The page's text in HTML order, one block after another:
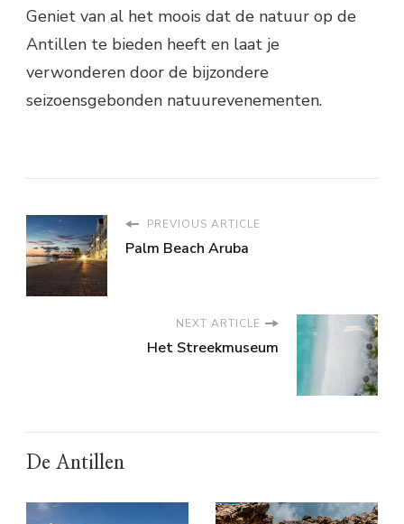
Geniet van al het moois dat de natuur op de
Antillen te bieden heeft en laat je
verwonderen door de bijzondere
seizoensgebonden natuurevenementen.
PREVIOUS ARTICLE
Palm Beach Aruba
NEXT ARTICLE
Het Streekmuseum
De Antillen